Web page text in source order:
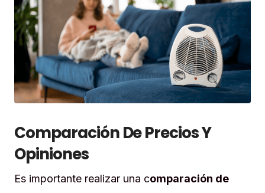
Comparación De Precios Y
Opiniones
Es importante realizar una comparación de